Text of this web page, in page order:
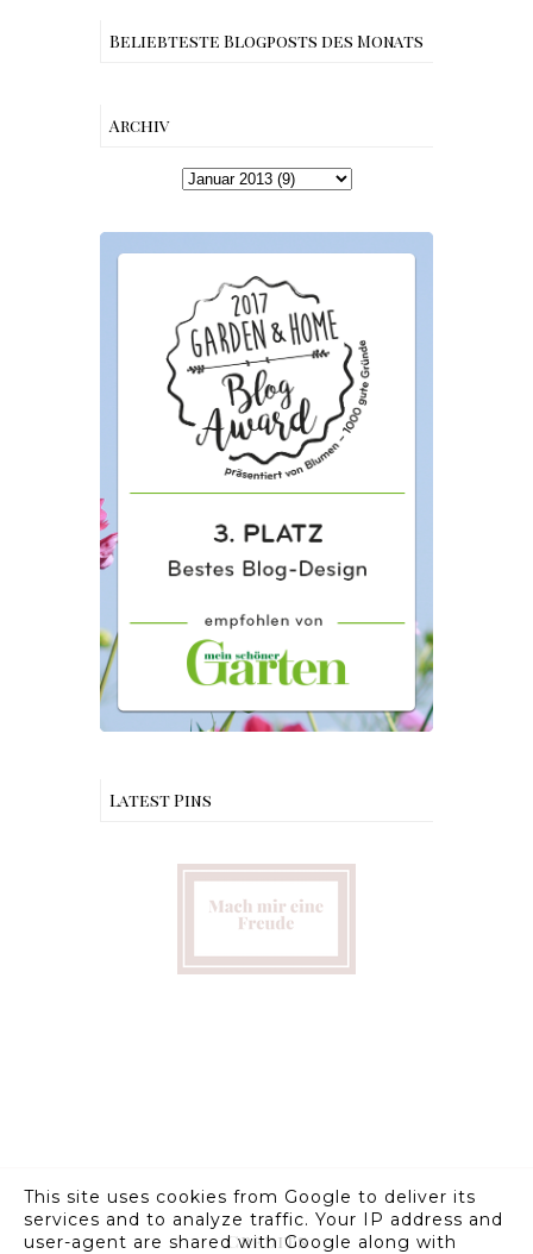
Beliebteste Blogposts des Monats
Archiv
Latest Pins
Credits
This site uses cookies from Google to deliver its
services and to analyze traffic. Your IP address and
user-agent are shared with Google along with